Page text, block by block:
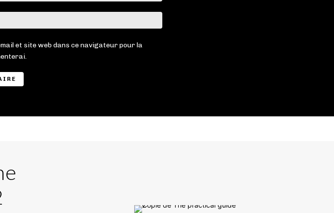
:
et site web dans ce navigateur pour la